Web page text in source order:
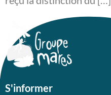
S'informer